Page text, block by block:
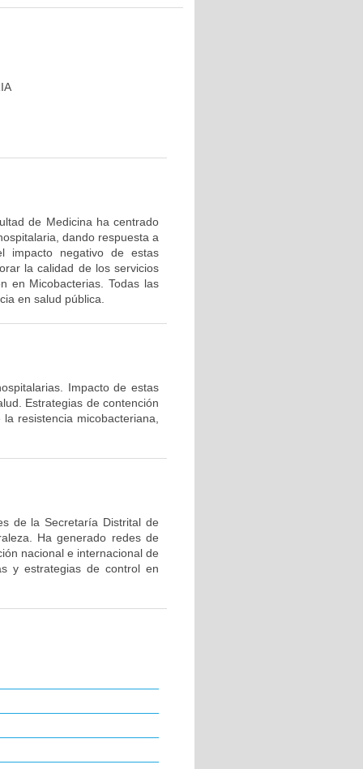
de Medicina ha centrado
dando respuesta a
impacto negativo de estas
la calidad de los servicios
en Micobacterias. Todas las
en salud pública.
Impacto de estas
Estrategias de contención
resistencia micobacteriana,
de la Secretaría Distrital de
Ha generado redes de
nacional e internacional de
y estrategias de control en